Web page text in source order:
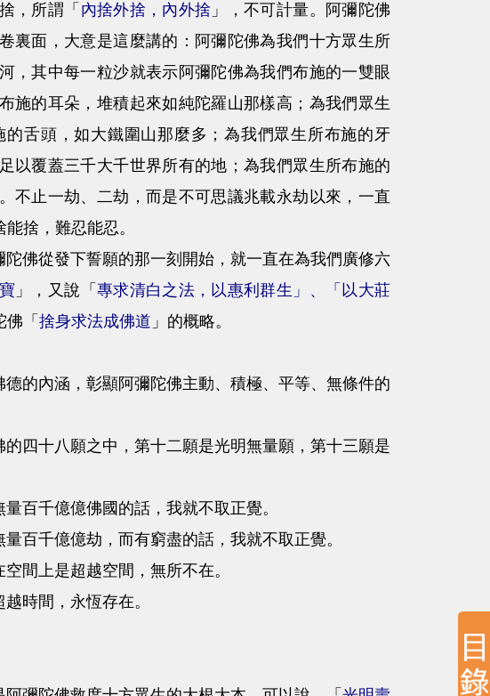
，所謂「 內捨外捨，內外捨 」，不可計量。阿彌陀佛
裏面，大意是這麼講的：阿彌陀佛為我們十方眾生所
，其中每一粒沙就表示阿彌陀佛為我們布施的一雙眼
施的耳朵，堆積起來如純陀羅山那樣高；為我們眾生
舌頭，如大鐵圍山那麼多；為我們眾生所布施的牙
以覆蓋三千大千世界所有的地；為我們眾生所布施的
不止一劫、二劫，而是不可思議兆載永劫以來，一直
捨，難忍能忍。
從發下誓願的那一刻開始，就一直在為我們廣修六
」，又說「 專求清白之法，以惠利群生」、「以大莊
佛「 捨身求法成佛道 」的概略。
德的內涵，彰顯阿彌陀佛主動、積極、平等、無條件的
十八願之中，第十二願是光明無量願，第十三願是
千億億佛國的話，我就不取正覺。
千億億劫，而有窮盡的話，我就不取正覺。
間上是超越空間，無所不在。
時間，永恆存在。